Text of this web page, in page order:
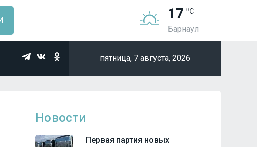
17
Барнаул
пятница, 7 августа, 2026
Новости
Первая партия новых